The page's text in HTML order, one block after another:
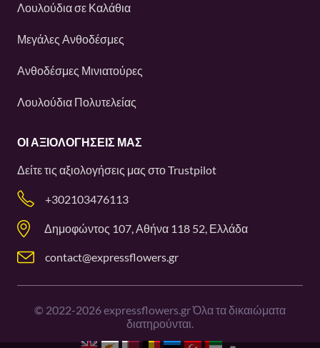
Λουλούδια σε Καλάθια
Μεγάλες Ανθοδέσμες
Ανθοδέσμες Μινιατούρες
Λουλούδια Πολυτελείας
ΟΙ ΑΞΙΟΛΟΓΉΣΕΙΣ ΜΑΣ
Δείτε τις αξιολογήσεις μας στοTrustpilot
+302103476113
Δημοφώντος 107, Αθήνα 118 52, Ελλάδα
contact@expressflowers.gr
© 2022-2026expressflowers.gr Όλα τα δικαιώματα
διατηρούνται.